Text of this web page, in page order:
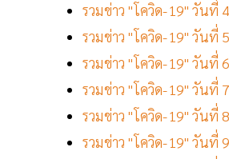
รวมข่าว "โควิด-19" วันที่
รวมข่าว "โควิด-19" วันที่
รวมข่าว "โควิด-19" วันที่
รวมข่าว "โควิด-19" วันที่
รวมข่าว "โควิด-19" วันที่
รวมข่าว "โควิด-19" วันที่